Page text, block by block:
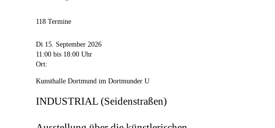
118 Termine
Di 15. September 2026
11:00 bis 18:00 Uhr
Ort:
Kunsthalle Dortmund im Dortmunder U
INDUSTRIAL (Seidenstraßen)